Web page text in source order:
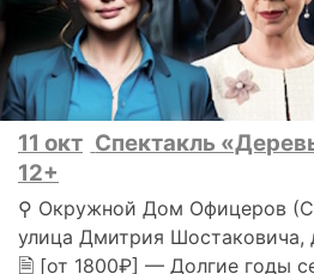
11 окт Спектакль
12+
⚲ Окружной Дом Офицеров
улица Дмитрия Шостаковича,
🗎 [от 1800₽] — Долгие годы